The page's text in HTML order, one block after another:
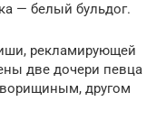
— белый бульдог.
рекламирующей
две дочери певца
другом